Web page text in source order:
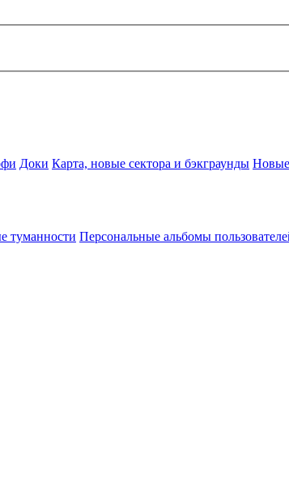
Доки Карта, новые сектора и бэкграунды
туманности Персональные альбомы